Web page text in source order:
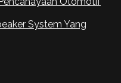
System Yang